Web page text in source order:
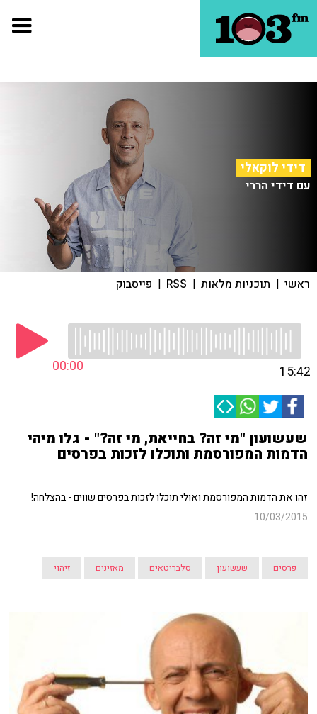
דידי לוקאלי
עם דידי הררי
ראשי | תוכניות מלאות |
RSS
| פייסבוק
00:00 15:42
שעשועון "מי זה? בחייאת, מי זה?" - גלו מיהי
הדמות המפורסמת ותוכלו לזכות בפרסים
זהו את הדמות המפורסמת ואולי תוכלו לזכות בפרסים שווים - בהצלחה!
10/03/2015
פרסים שעשועון סלבריטאים מאזינים זיהוי